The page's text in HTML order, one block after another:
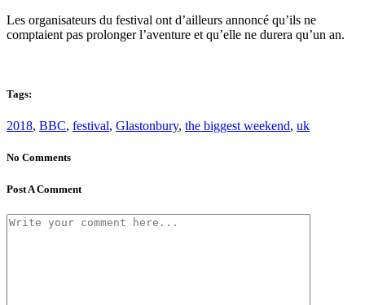
Les organisateurs du festival ont d’ailleurs annoncé qu’ils ne
comptaient pas prolonger l’aventure et qu’elle ne durera qu’un an.
Tags:
2018, BBC, festival, Glastonbury, the biggest weekend, uk
No Comments
Post A Comment